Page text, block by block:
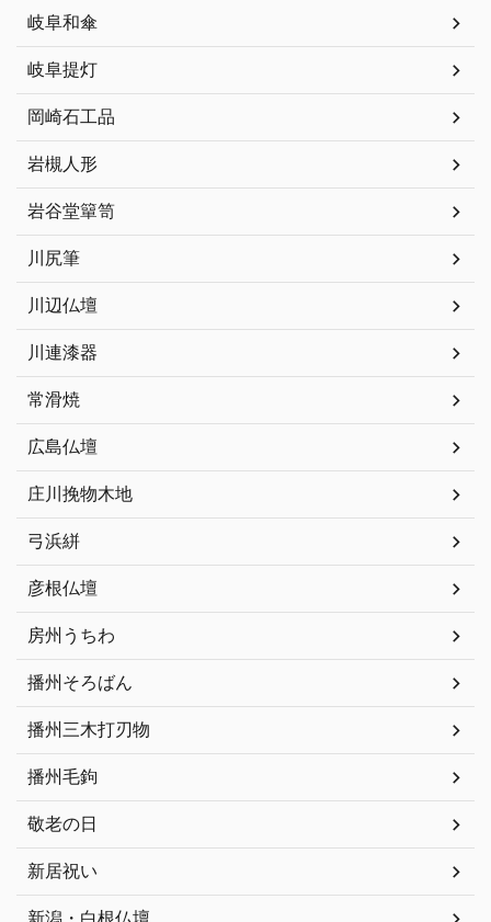
岐阜和傘
岐阜提灯
岡崎石工品
岩槻人形
岩谷堂簞笥
川尻筆
川辺仏壇
川連漆器
常滑焼
広島仏壇
庄川挽物木地
弓浜絣
彦根仏壇
房州うちわ
播州そろばん
播州三木打刃物
播州毛鉤
敬老の日
新居祝い
新潟・白根仏壇